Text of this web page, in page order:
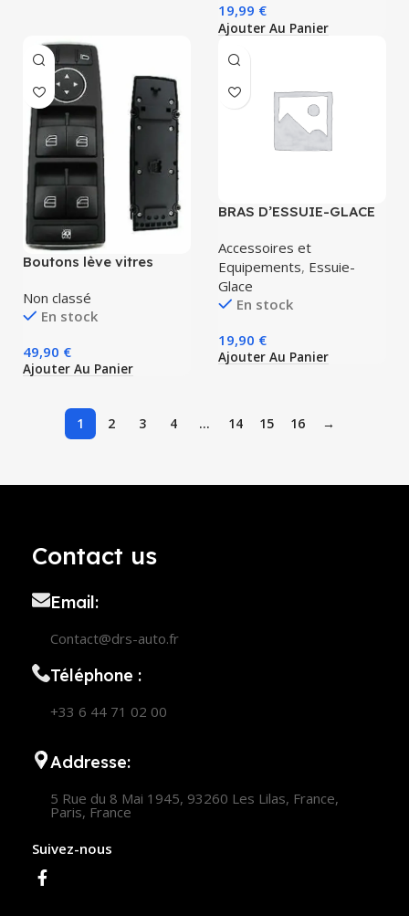
19,99 €
Ajouter Au Panier
Boutons lève vitres
W204 W212 S204 NEUF
Non classé
En stock
49,90 €
Ajouter Au Panier
BRAS D’ESSUIE-GLACE
Peugeot 807 Citroen
EVASION C8 Ulysse
Accessoires et
Equipements, Essuie-
Glace
En stock
19,90 €
Ajouter Au Panier
1 2 3 4 … 14 15 16 →
Contact us
Email:
Contact@drs-auto.fr
Téléphone :
+33 6 44 71 02 00
Addresse:
5 Rue du 8 Mai 1945, 93260 Les Lilas, France,
Paris, France
Suivez-nous